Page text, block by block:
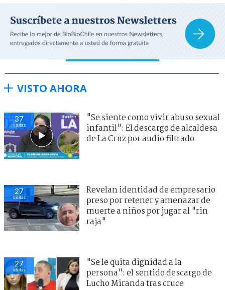
VISTO AHORA
37
visitas
"Se siente como vivir abuso sexual
infantil": El descargo de alcaldesa
de La Cruz por audio filtrado
27
visitas
Revelan identidad de empresario
preso por retener y amenazar de
muerte a niños por jugar al "rin
raja"
27
visitas
"Se le quita dignidad a la
persona": el sentido descargo de
Lucho Miranda tras cruce